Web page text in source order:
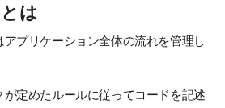
は
プリケーション全体の流れを管理し
定めたルールに従ってコードを記述